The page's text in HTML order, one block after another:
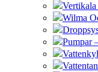
Wilma
Pumpar